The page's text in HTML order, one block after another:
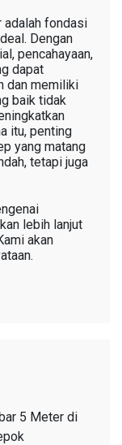
adalah fondasi
Dengan
pencahayaan,
dapat
dan memiliki
baik tidak
itu, penting
yang matang
tetapi juga
lebih lanjut
akan
5 Meter di